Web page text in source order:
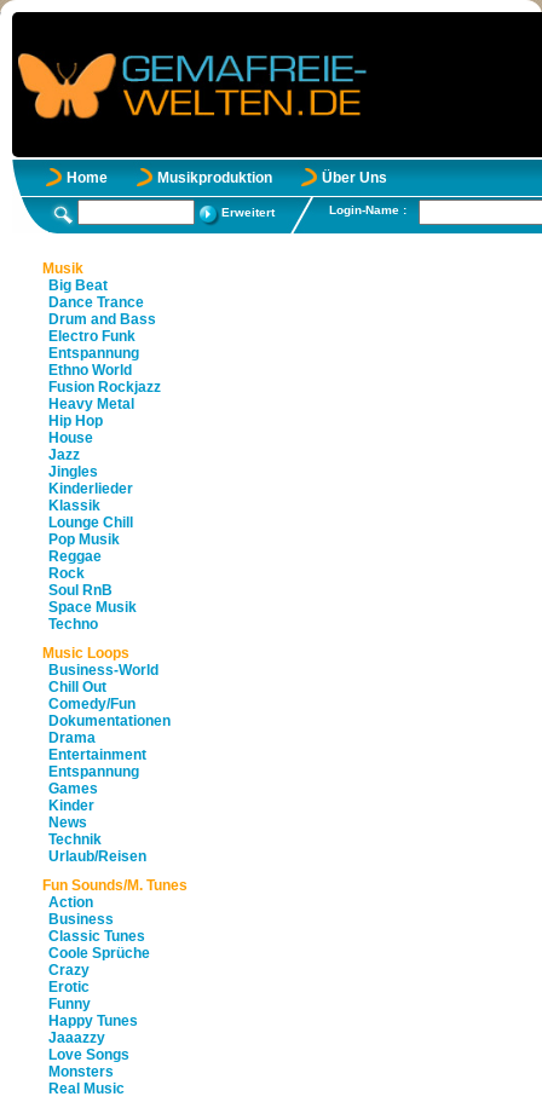
Home Musikproduktion Über Uns
Erweitert Login-Name :
Musik
Big Beat
Dance Trance
Drum and Bass
Electro Funk
Entspannung
Ethno World
Fusion Rockjazz
Heavy Metal
Hip Hop
House
Jazz
Jingles
Kinderlieder
Klassik
Lounge Chill
Pop Musik
Reggae
Rock
Soul RnB
Space Musik
Techno
Music Loops
Business-World
Chill Out
Comedy/Fun
Dokumentationen
Drama
Entertainment
Entspannung
Games
Kinder
News
Technik
Urlaub/Reisen
Fun Sounds/M. Tunes
Action
Business
Classic Tunes
Coole Sprüche
Crazy
Erotic
Funny
Happy Tunes
Jaaazzy
Love Songs
Monsters
Real Music